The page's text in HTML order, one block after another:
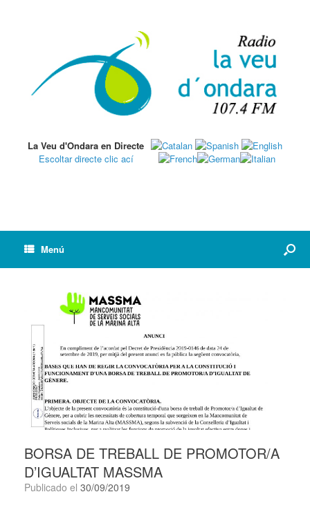
La Veu d'Ondara en Directe
Escoltar directe clic ací
Menú
BORSA DE TREBALL DE PROMOTOR/A
D’IGUALTAT MASSMA
Publicado el 30/09/2019